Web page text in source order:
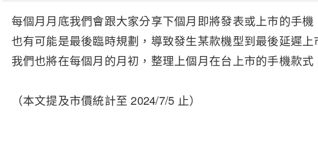
每個月月底我們會跟大家分享下個月即將發表或上市的手機
也有可能是最後臨時規劃，導致發生某款機型到最後延遲
我們也將在每個月的月初，整理上個月在台上市的手機款
（本文提及市價統計至 2024/7/5 止）